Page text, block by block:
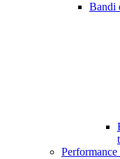
Bandi
Performance